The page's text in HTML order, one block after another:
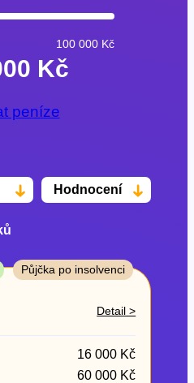
100 000 Kč
Kč
peníze
Hodnocení
Půjčka po insolvenci
Detail >
16 000 Kč
60 000 Kč